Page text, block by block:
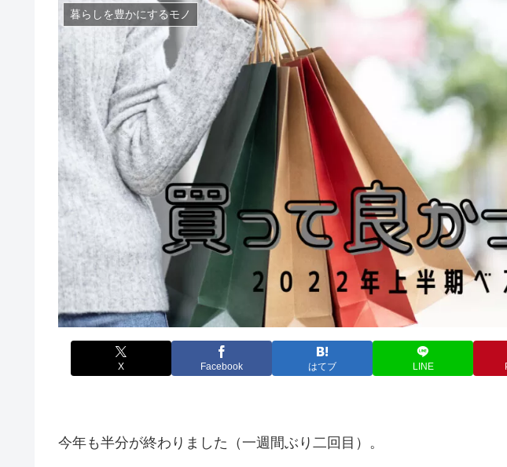
暮らしを豊かにするモノ
X Facebook はてブ LINE
今年も半分が終わりました（一週間ぶり二回目）。